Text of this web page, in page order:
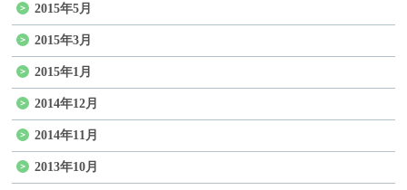
2015年5月
2015年3月
2015年1月
2014年12月
2014年11月
2013年10月